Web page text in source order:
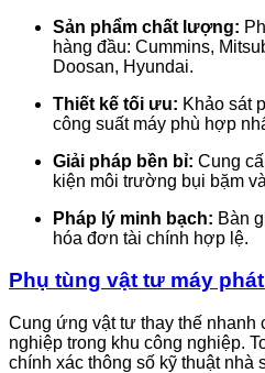
Sản phẩm chất lượng:
hàng đầu: Cummins,
Doosan, Hyundai.
Thiết kế tối ưu: Khảo sát
công suất máy phù hợp
Giải pháp bền bỉ: Cung
kiện môi trường bụi bặm
Pháp lý minh bạch: Bàn
hóa đơn tài chính hợp lệ.
Phụ tùng vật tư máy
Cung ứng vật tư thay thế nhanh
nghiệp trong khu công nghiệp.
chính xác thông số kỹ thuật nhà